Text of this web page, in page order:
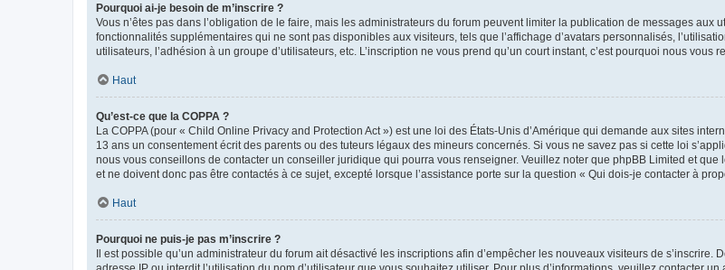
Pourquoi ai-je besoin de m’inscrire ?
Vous n’êtes pas dans l’obligation de le faire, mais les administrateurs du forum peuvent limiter la publication de messages
fonctionnalités supplémentaires qui ne sont pas disponibles aux visiteurs, tels que l’affichage d’avatars personnalisés,
utilisateurs, l’adhésion à un groupe d’utilisateurs, etc. L’inscription ne vous prend qu’un court instant, c’est pourquoi nous vous
Haut
Qu’est-ce que la COPPA ?
La COPPA (pour « Child Online Privacy and Protection Act ») est une loi des États-Unis d’Amérique qui demande aux sites
13 ans un consentement écrit des parents ou des tuteurs légaux des mineurs concernés. Si vous ne savez pas si cette loi
nous vous conseillons de contacter un conseiller juridique qui pourra vous renseigner. Veuillez noter que phpBB Limited et
et ne doivent donc pas être contactés à ce sujet, excepté lorsque l’assistance porte sur la question « Qui dois-je contacter à
Haut
Pourquoi ne puis-je pas m’inscrire ?
Il est possible qu’un administrateur du forum ait désactivé les inscriptions afin d’empêcher les nouveaux visiteurs de